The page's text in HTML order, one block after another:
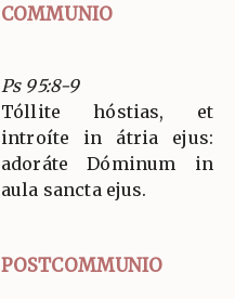
COMMUNIO
Ps 95:8-9
Tóllite hóstias, et
introíte in átria ejus:
adoráte Dóminum in
aula sancta ejus.
POSTCOMMUNIO